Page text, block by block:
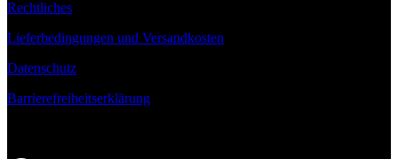
Rechtliches
Lieferbedingungen und Versandkosten
Datenschutz
Barrierefreiheitserklärung